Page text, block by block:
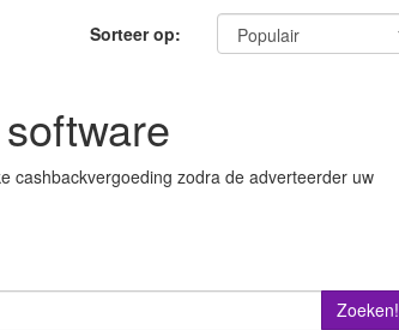
Sorteer op:
cashbackvergoeding zodra de adverteerder uw
Zoeken!